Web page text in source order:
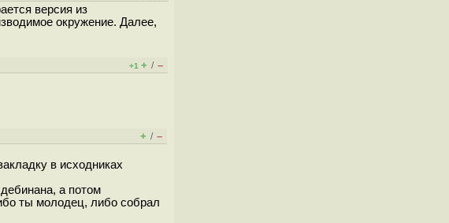
версия из
окружение. Далее,
+1 + / –
+ / –
в исходниках
а потом
ты молодец, либо собрал